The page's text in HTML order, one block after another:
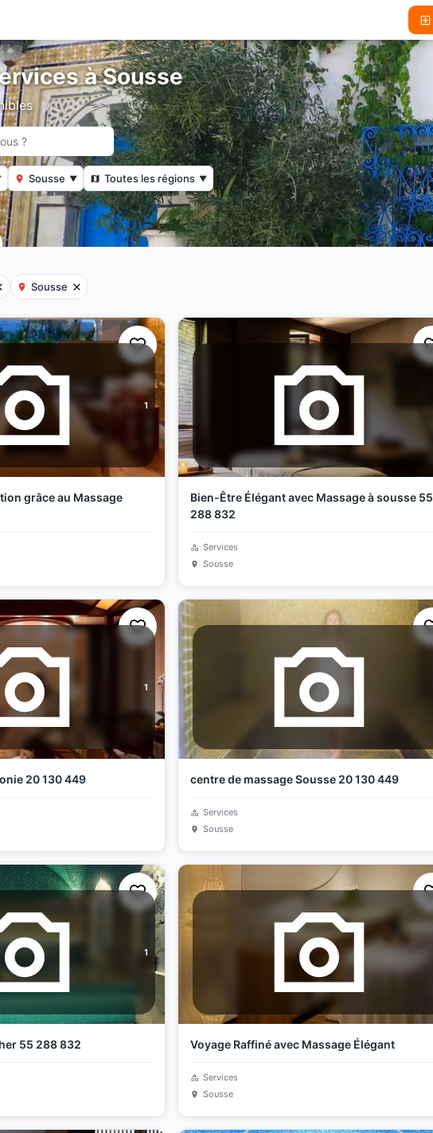
à Sousse
Sousse ▼ Toutes les régions ▼
Sousse
1
grâce au Massage
Bien-Être Élégant avec Massage à sousse 55
288 832
Services
Sousse
1
Un moment d’harmonie 20 130 449 centre de massage Sousse 20 130 449
Services
Sousse
1
Le langage du toucher 55 288 832 Voyage Raffiné avec Massage Élégant
Services
Sousse